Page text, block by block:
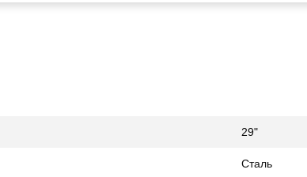
29"
Сталь